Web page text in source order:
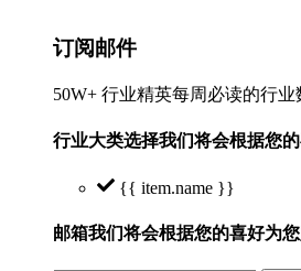
订阅邮件
50W+ 行业精英每周必读的行业
行业大类选择我们将会根据您
{{ item.name }}
邮箱我们将会根据您的喜好为您